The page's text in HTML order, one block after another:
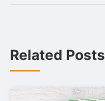
Related Posts